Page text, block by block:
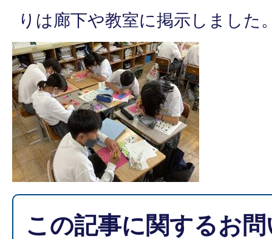
りは廊下や教室に掲示しました
この記事に関するお